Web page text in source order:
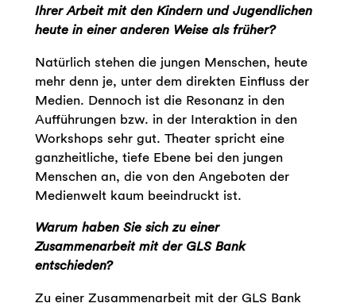
Ihrer Arbeit mit den Kindern und Jugendlichen
heute in einer anderen Weise als früher?
Natürlich stehen die jungen Menschen, heute
mehr denn je, unter dem direkten Einfluss der
Medien. Dennoch ist die Resonanz in den
Aufführungen bzw. in der Interaktion in den
Workshops sehr gut. Theater spricht eine
ganzheitliche, tiefe Ebene bei den jungen
Menschen an, die von den Angeboten der
Medienwelt kaum beeindruckt ist.
Warum haben Sie sich zu einer
Zusammenarbeit mit der GLS Bank
entschieden?
Zu einer Zusammenarbeit mit der GLS Bank